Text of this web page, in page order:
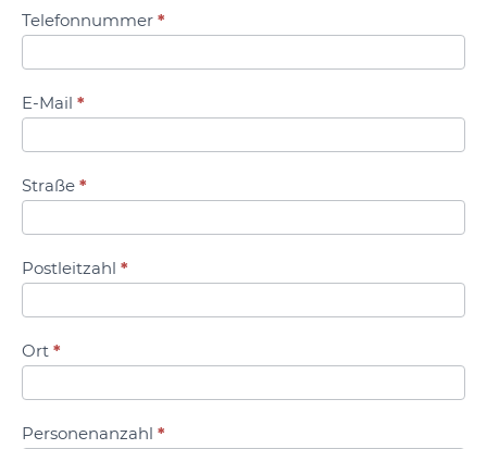
Telefonnummer *
E-Mail *
Straße *
Postleitzahl *
Ort *
Personenanzahl *